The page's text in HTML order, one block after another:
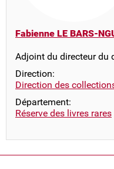
Fabienne LE BARS-
Adjoint du directeur du
Direction:
Direction des
Département:
Réserve des livres rares